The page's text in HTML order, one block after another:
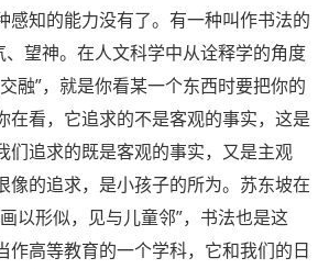
感知的能力没有了。有一种叫作书法的
、望神。在人文科学中从诠释学的角度
融”，就是你看某一个东西时要把你的
在看，它追求的不是客观的事实，这是
们追求的既是客观的事实，又是主观
像的追求，是小孩子的所为。苏东坡在
以形似，见与儿童邻”，书法也是这
作高等教育的一个学科，它和我们的日